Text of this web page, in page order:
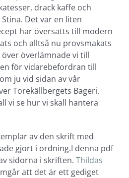
drack kaffe och
Det var en liten
har översatts till modern
och alltså nu provsmakats
överlämnade vi till
för vidarebefordran till
ju vid sidan av vår
Torekällbergets Bageri.
vi se hur vi skall hantera
av den skrift med
gjort i ordning.I denna pdf
sidorna i skriften. Thildas
att det är ett gediget